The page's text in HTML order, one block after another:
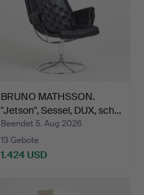
BRUNO MATHSSON.
"Jetson", Sessel, DUX, sch…
Beendet 5. Aug 2026
13 Gebote
1.424 USD